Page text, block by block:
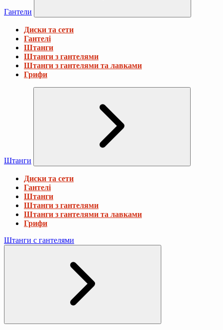
Гантели
Диски та сети
Гантелі
Штанги
Штанги з гантелями
Штанги з гантелями та лавками
Грифи
Штанги
Диски та сети
Гантелі
Штанги
Штанги з гантелями
Штанги з гантелями та лавками
Грифи
Штанги с гантелями